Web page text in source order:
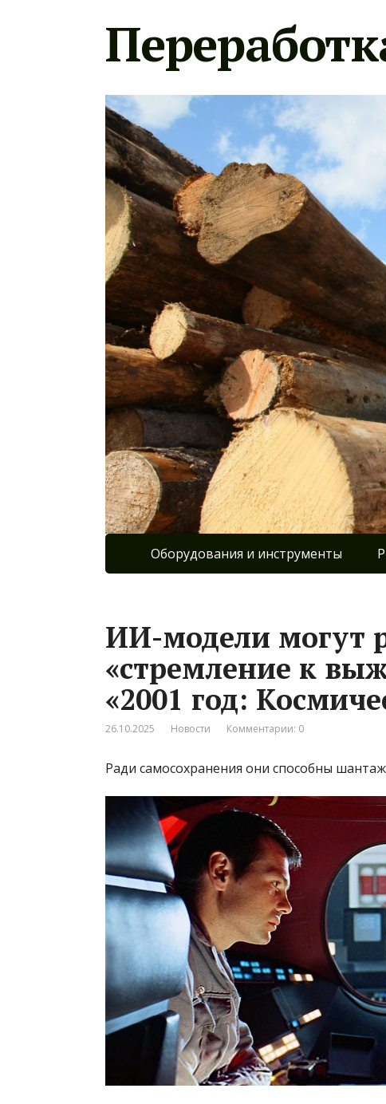
Оборудования и инструменты
ИИ-модели могут
«стремление к
«2001 год:
26.10.2025 Новости Комментарии: 0
Ради самосохранения они способны